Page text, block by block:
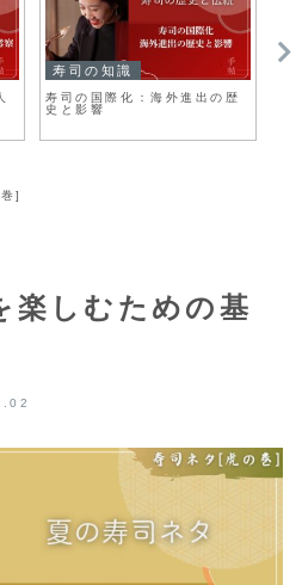
寿司の知識
寿司の国際化：海外進出の歴
史と影響
]
楽しむための基